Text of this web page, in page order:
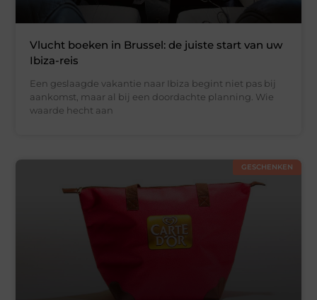
Vlucht boeken in Brussel: de juiste start van uw
Ibiza-reis
Een geslaagde vakantie naar Ibiza begint niet pas bij
aankomst, maar al bij een doordachte planning. Wie
waarde hecht aan
GESCHENKEN